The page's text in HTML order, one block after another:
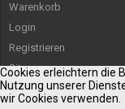
Warenkorb
Login
Registrieren
Sitemap
Cookies erleichtern die
Nutzung unserer
wir Cookies verwenden.